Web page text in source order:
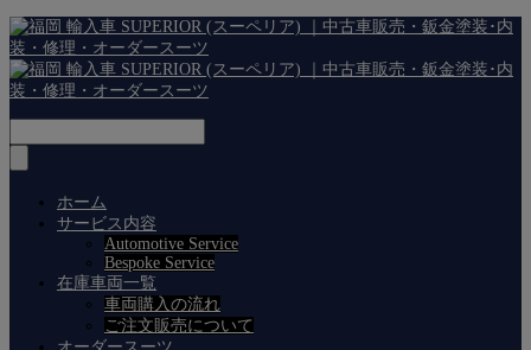
ホーム
サービス内容
Automotive Service
Bespoke Service
在庫車両一覧
車両購入の流れ
ご注文販売について